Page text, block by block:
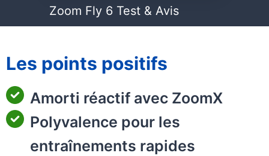
Zoom Fly 6 Test & Avis
Les points positifs
Amorti réactif avec ZoomX
Polyvalence pour les
entraînements rapides